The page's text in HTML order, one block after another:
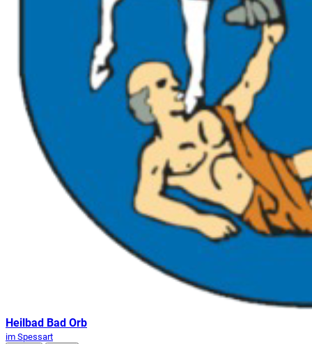
Heilbad Bad Orb
im Spessart